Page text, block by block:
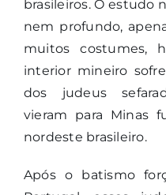
brasileiros. O estudo
nem profundo,
muitos costumes,
interior mineiro
dos judeus
vieram para Minas
nordeste brasileiro.
Após o batismo